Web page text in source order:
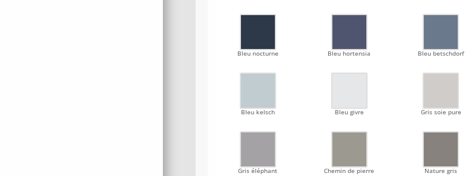
Bleu nocturne Bleu hortensia Bleu betschdorf
Bleu kelsch Bleu givre Gris soie pure
Gris éléphant Chemin de pierre Nature gris